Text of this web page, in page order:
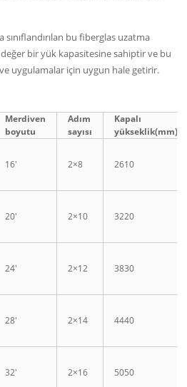
sınıflandırılan bu fiberglas uzatma
bir yük kapasitesine sahiptir ve bu
uygulamalar için uygun hale getirir.
Merdiven
boyutu
Adım
sayısı
Kapalı
yükseklik(mm)
16′ 2×8 2610
20′ 2×10 3220
24′ 2×12 3830
28′ 2×14 4440
32′ 2×16 5050